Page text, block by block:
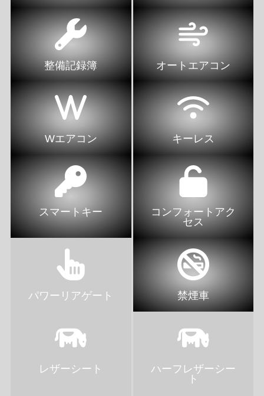
整備記録簿 オートエアコン
Wエアコン キーレス
スマートキー
コンフォートアク
セス
パワーリアゲート 禁煙車
レザーシート
ハーフレザーシー
ト